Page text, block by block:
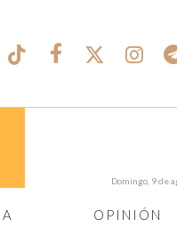
OPINIÓN
Domingo, 9 de